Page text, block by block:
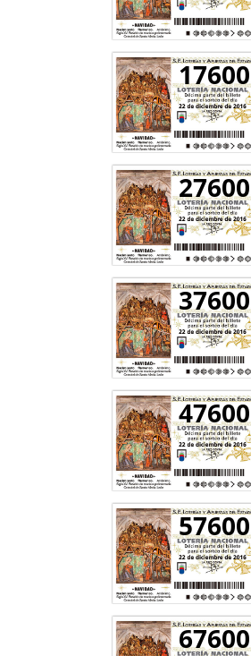
17600
27600
37600
47600
57600
67600